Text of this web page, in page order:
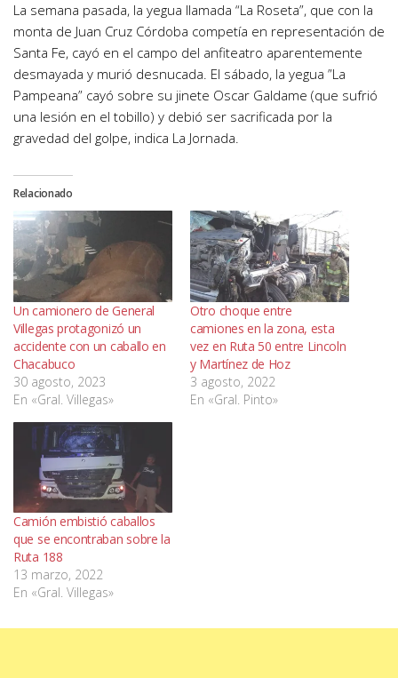
La semana pasada, la yegua llamada “La Roseta”, que con la
monta de Juan Cruz Córdoba competía en representación de
Santa Fe, cayó en el campo del anfiteatro aparentemente
desmayada y murió desnucada. El sábado, la yegua ”La
Pampeana” cayó sobre su jinete Oscar Galdame (que sufrió
una lesión en el tobillo) y debió ser sacrificada por la
gravedad del golpe, indica La Jornada.
Relacionado
Un camionero de General
Villegas protagonizó un
accidente con un caballo en
Chacabuco
30 agosto, 2023
En «Gral. Villegas»
Otro choque entre
camiones en la zona, esta
vez en Ruta 50 entre Lincoln
y Martínez de Hoz
3 agosto, 2022
En «Gral. Pinto»
Camión embistió caballos
que se encontraban sobre la
Ruta 188
13 marzo, 2022
En «Gral. Villegas»